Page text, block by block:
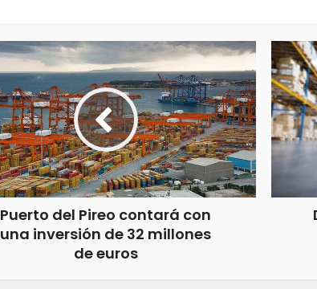
Puerto del Pireo contará con
una inversión de 32 millones
de euros